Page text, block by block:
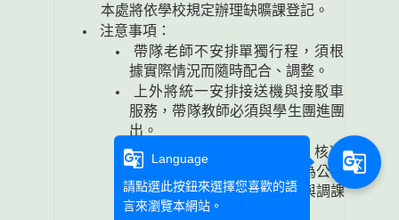
本處將依學校規定辦理缺曠課登記。
注意事項：
帶隊老師不安排單獨行程，須根
據實際情況而隨時配合、調整。
上外將統一安排接送機與接駁車
服務，帶隊教師必須與學生團進團
出。
此活動經由本處統一上簽，核准
後，帶隊老師再依該簽呈作為公假
依據，自行處理請假、代課與調課
事宜。
g_translate
Language
請點選此按鈕來選擇您喜歡的語
言來瀏覽本網站。
g_translate